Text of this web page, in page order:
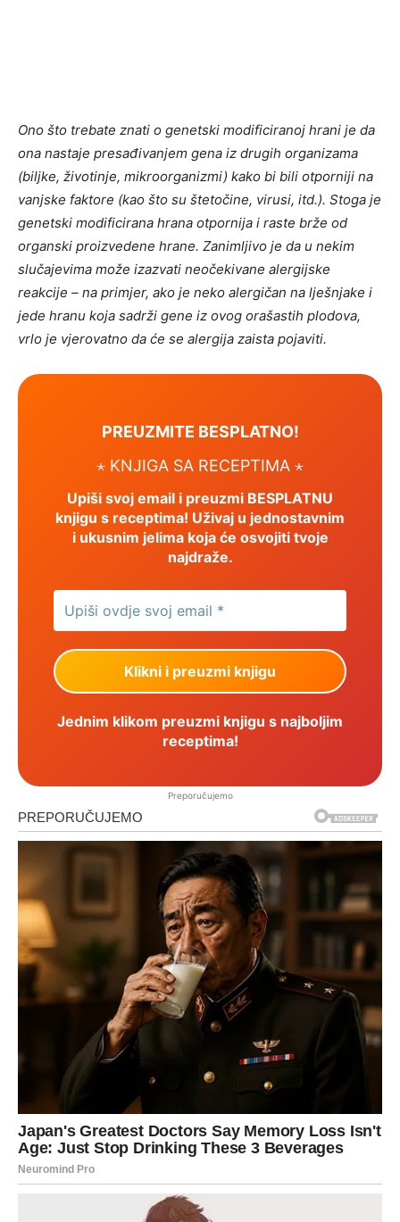
Ono što trebate znati o genetski modificiranoj hrani je da
ona nastaje presađivanjem gena iz drugih organizama
(biljke, životinje, mikroorganizmi) kako bi bili otporniji na
vanjske faktore (kao što su štetočine, virusi, itd.). Stoga je
genetski modificirana hrana otpornija i raste brže od
organski proizvedene hrane. Zanimljivo je da u nekim
slučajevima može izazvati neočekivane alergijske
reakcije – na primjer, ako je neko alergičan na lješnjake i
jede hranu koja sadrži gene iz ovog orašastih plodova,
vrlo je vjerovatno da će se alergija zaista pojaviti.
PREUZMITE BESPLATNO!
⋆ KNJIGA SA RECEPTIMA ⋆
Upiši svoj email i preuzmi BESPLATNU
knjigu s receptima! Uživaj u jednostavnim
i ukusnim jelima koja će osvojiti tvoje
najdraže.
Jednim klikom preuzmi knjigu s najboljim
receptima!
Preporučujemo